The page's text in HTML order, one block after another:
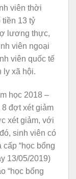
viên thời
13 tỷ
lương thực,
viên ngoại
viên quốc tế
ly xã hội.
học 2018 –
8 đợt xét giảm
xét giảm, với
sinh viên có
“học bổng
13/05/2019)
“học bổng